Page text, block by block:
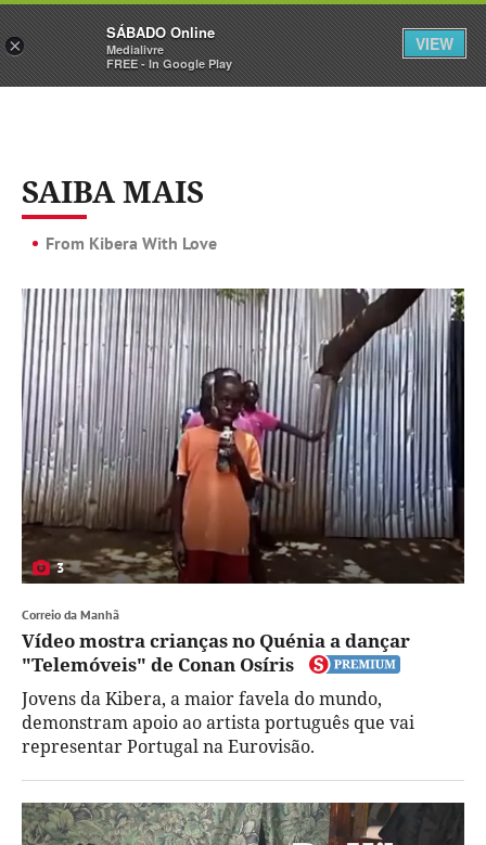
Sábado Assine Iniciar Sessão
SAIBA MAIS
From Kibera With Love
3
Correio da Manhã
Vídeo mostra crianças no Quénia a dançar
"Telemóveis" de Conan Osíris
Jovens da Kibera, a maior favela do mundo,
demonstram apoio ao artista português que vai
representar Portugal na Eurovisão.
×
SÁBADO Online
Medialivre
FREE - In Google Play
VIEW